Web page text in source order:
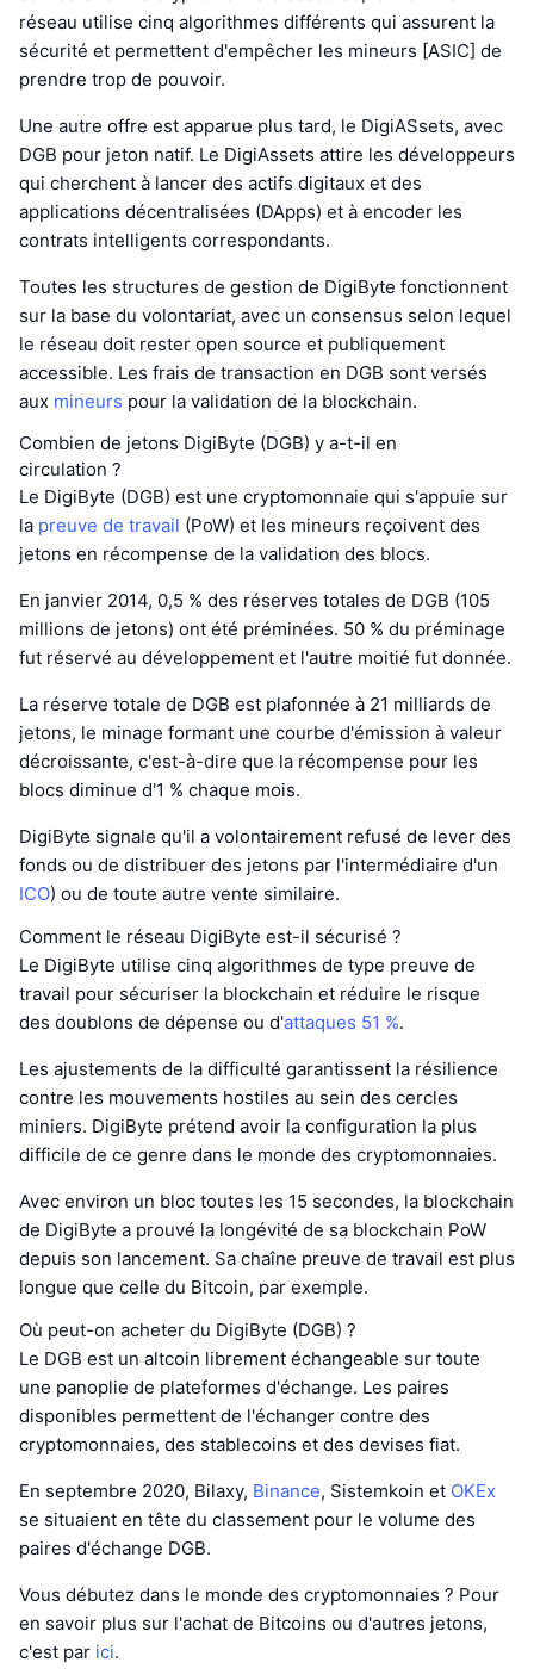
réseau utilise cinq algorithmes différents qui assurent la
sécurité et permettent d'empêcher les mineurs [ASIC] de
prendre trop de pouvoir.
Une autre offre est apparue plus tard, le DigiASsets, avec
DGB pour jeton natif. Le DigiAssets attire les développeurs
qui cherchent à lancer des actifs digitaux et des
applications décentralisées (DApps) et à encoder les
contrats intelligents correspondants.
Toutes les structures de gestion de DigiByte fonctionnent
sur la base du volontariat, avec un consensus selon lequel
le réseau doit rester open source et publiquement
accessible. Les frais de transaction en DGB sont versés
aux mineurs pour la validation de la blockchain.
Combien de jetons DigiByte (DGB) y a-t-il en
circulation ?
Le DigiByte (DGB) est une cryptomonnaie qui s'appuie sur
la preuve de travail (PoW) et les mineurs reçoivent des
jetons en récompense de la validation des blocs.
En janvier 2014, 0,5 % des réserves totales de DGB (105
millions de jetons) ont été préminées. 50 % du préminage
fut réservé au développement et l'autre moitié fut donnée.
La réserve totale de DGB est plafonnée à 21 milliards de
jetons, le minage formant une courbe d'émission à valeur
décroissante, c'est-à-dire que la récompense pour les
blocs diminue d'1 % chaque mois.
DigiByte signale qu'il a volontairement refusé de lever des
fonds ou de distribuer des jetons par l'intermédiaire d'un
ICO) ou de toute autre vente similaire.
Comment le réseau DigiByte est-il sécurisé ?
Le DigiByte utilise cinq algorithmes de type preuve de
travail pour sécuriser la blockchain et réduire le risque
des doublons de dépense ou d'attaques 51 %.
Les ajustements de la difficulté garantissent la résilience
contre les mouvements hostiles au sein des cercles
miniers. DigiByte prétend avoir la configuration la plus
difficile de ce genre dans le monde des cryptomonnaies.
Avec environ un bloc toutes les 15 secondes, la blockchain
de DigiByte a prouvé la longévité de sa blockchain PoW
depuis son lancement. Sa chaîne preuve de travail est plus
longue que celle du Bitcoin, par exemple.
Où peut-on acheter du DigiByte (DGB) ?
Le DGB est un altcoin librement échangeable sur toute
une panoplie de plateformes d'échange. Les paires
disponibles permettent de l'échanger contre des
cryptomonnaies, des stablecoins et des devises fiat.
En septembre 2020, Bilaxy, Binance, Sistemkoin et OKEx
se situaient en tête du classement pour le volume des
paires d'échange DGB.
Vous débutez dans le monde des cryptomonnaies ? Pour
en savoir plus sur l'achat de Bitcoins ou d'autres jetons,
c'est par ici.